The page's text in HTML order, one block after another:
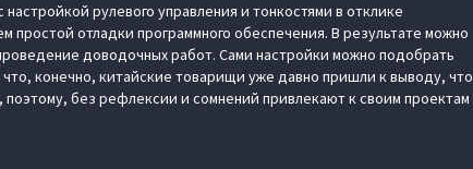
рулевого управления и тонкостями в отклике
простой отладки программного обеспечения. В результате можно
доводочных работ. Сами настройки можно подобрать
конечно, китайские товарищи уже давно пришли к выводу, что
без рефлексии и сомнений привлекают к своим проектам